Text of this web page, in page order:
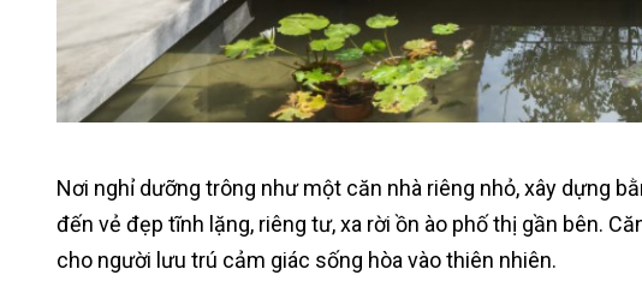
Nơi nghỉ dưỡng trông như một căn nhà riêng nhỏ, xây dựng
đến vẻ đẹp tĩnh lặng, riêng tư, xa rời ồn ào phố thị gần bên.
cho người lưu trú cảm giác sống hòa vào thiên nhiên.